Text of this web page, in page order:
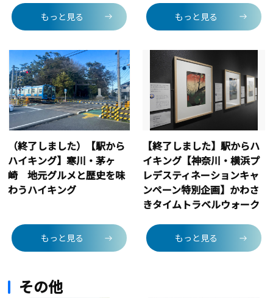
もっと見る もっと見る
（終了しました）【駅から
ハイキング】寒川・茅ヶ
崎 地元グルメと歴史を味
わうハイキング
もっと見る
【終了しました】駅からハ
イキング【神奈川・横浜プ
レデスティネーションキャ
ンペーン特別企画】かわさ
きタイムトラベルウォーク
もっと見る
その他